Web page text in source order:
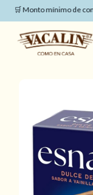
🛒 Monto mínimo de